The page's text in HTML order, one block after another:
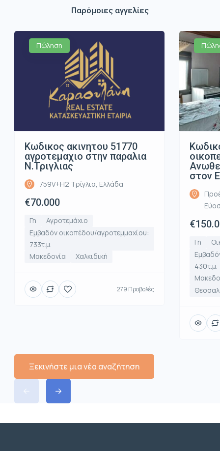
Παρόμοιες αγγελίες
Πώληση
Κωδικος ακινητου 51770
αγροτεμαχιο στην παραλια
Ν.Τριγλιας
759V+H2 Τρίγλια, Ελλάδα
€70.000
Γη
Αγροτεμάχιο
Εμβαδόν οικοπέδου/αγροτεμμαχίου:
733τ.μ.
Μακεδονία
Χαλκιδική
279 Προβολές
στον
Γη
430τ.μ.
Ξεκινήστε μια νέα αναζήτηση